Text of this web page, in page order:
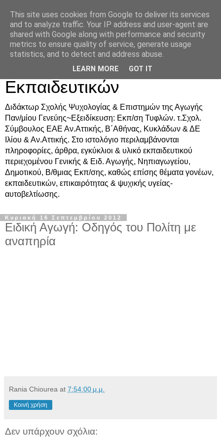
Δρ. Ράνια Χιουρέα-
Συμβουλευτική &
Υποστήριξη Γονέων &
Εκπαιδευτικών
Διδάκτωρ Σχολής Ψυχολογίας & Επιστημών της Αγωγής
Παν/μίου Γενεύης~Εξειδίκευση: Εκπ/ση Τυφλών. τ.Σχολ.
Σύμβουλος ΕΑΕ Αν.Αττικής, Β΄Αθήνας, Κυκλάδων & ΔΕ
Ιλίου & Αν.Αττικής. Στο ιστολόγιο περιλαμβάνονται
πληροφορίες, άρθρα, εγκύκλιοι & υλικό εκπαιδευτικού
περιεχομένου Γενικής & Ειδ. Αγωγής, Νηπιαγωγείου,
Δημοτικού, Β/θμιας Εκπ/σης, καθώς επίσης θέματα γονέων,
εκπαιδευτικών, επικαιρότητας & ψυχικής υγείας-
αυτοβελτίωσης.
Κυριακή 16 Σεπτεμβρίου 2012
Ειδική Αγωγή: Οδηγός του Πολίτη με
αναπηρία
Rania Chiourea at 7:54:00 μ.μ.
Κοινή χρήση
Δεν υπάρχουν σχόλια:
This site uses cookies from Google to deliver its services
and to analyze traffic. Your IP address and user-agent are
shared with Google along with performance and security
metrics to ensure quality of service, generate usage
statistics, and to detect and address abuse.
LEARN MORE GOT IT